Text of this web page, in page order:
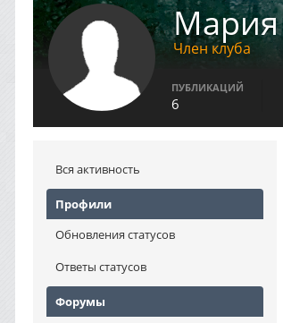
Мария
Член клуба
ПУБЛИКАЦИЙ
6
Вся активность
Профили
Обновления статусов
Ответы статусов
Форумы